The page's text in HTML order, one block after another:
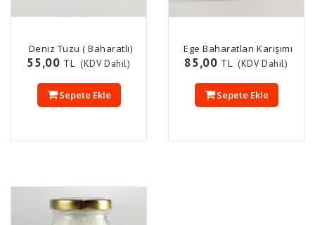
Deniz Tuzu ( Baharatlı)
55,00 TL (KDV Dahil)
Sepete Ekle
Ege Baharatları Karışımı
85,00 TL (KDV Dahil)
Sepete Ekle